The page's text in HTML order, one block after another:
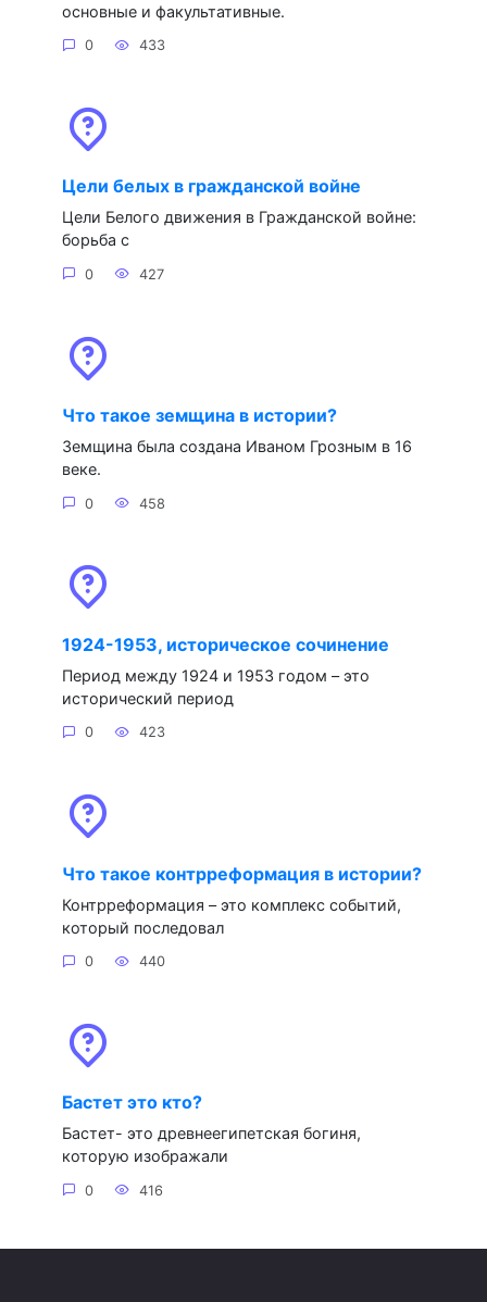
основные и факультативные.
0 433
Цели белых в гражданской войне
Цели Белого движения в Гражданской войне:
борьба с
0 427
Что такое земщина в истории?
Земщина была создана Иваном Грозным в 16
веке.
0 458
1924-1953, историческое сочинение
Период между 1924 и 1953 годом – это
исторический период
0 423
Что такое контрреформация в истории?
Контрреформация – это комплекс событий,
который последовал
0 440
Бастет это кто?
Бастет- это древнеегипетская богиня,
которую изображали
0 416